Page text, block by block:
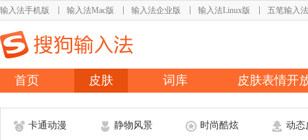
输入法手机版 输入法Mac版 输入法企业版 输入法Linux版 五笔输入法
首页 皮肤 词库 皮肤表情开
卡通动漫 静物风景 时尚酷炫 动态